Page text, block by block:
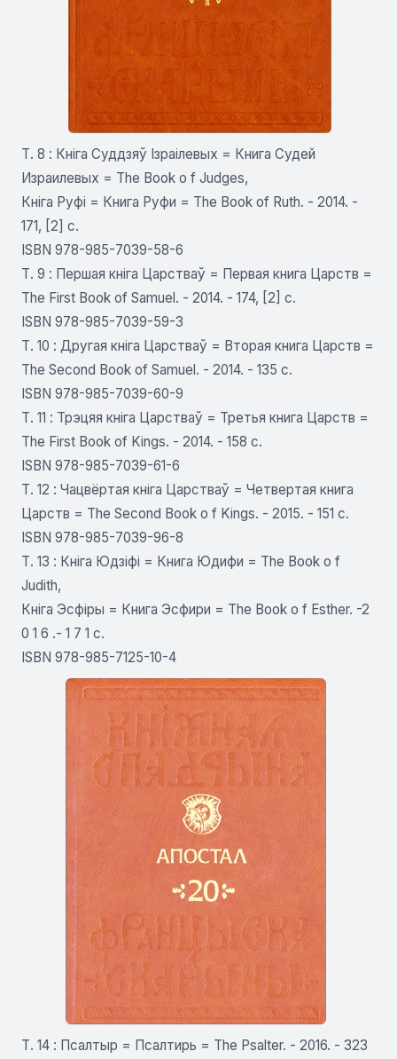
Т. 8 : Кніга Суддзяў Ізраілевых = Книга Судей
Израилевых = The Book o f Judges,
Кніга Руфі = Книга Руфи = The Book of Ruth. - 2014. -
171, [2] c.
ISBN 978-985-7039-58-6
Т. 9 : Першая кніга Царстваў = Первая книга Царств =
The First Book of Samuel. - 2014. - 174, [2] с.
ISBN 978-985-7039-59-3
Т. 10 : Другая кніга Царстваў = Вторая книга Царств =
The Second Book of Samuel. - 2014. - 135 c.
ISBN 978-985-7039-60-9
Т. 11 : Трэцяя кніга Царстваў = Третья книга Царств =
The First Book of Kings. - 2014. - 158 с.
ISBN 978-985-7039-61-6
Т. 12 : Чацвёртая кніга Царстваў = Четвертая книга
Царств = The Second Book o f Kings. - 2015. - 151 с.
ISBN 978-985-7039-96-8
Т. 13 : Кніга Юдзіфі = Книга Юдифи = The Book o f
Judith,
Кніга Эсфіры = Книга Эсфири = The Book o f Esther. -2
0 1 6 .- 1 7 1 c.
ISBN 978-985-7125-10-4
Т. 14 : Псалтыр = Псалтирь = The Psalter. - 2016. - 323